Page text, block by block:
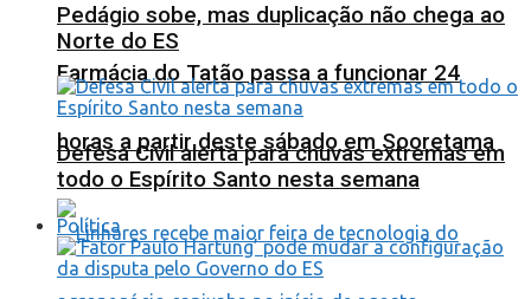
Farmácia do Tatão passa a funcionar 24
horas a partir deste sábado em Sooretama
Pedágio sobe, mas duplicação não chega ao
Norte do ES
Defesa Civil alerta para chuvas extremas em
todo o Espírito Santo nesta semana
Política